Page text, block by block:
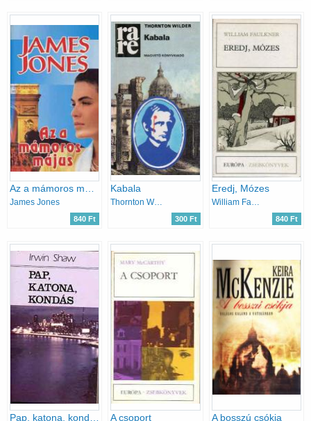
Az a mámoros május
James Jones
840 Ft
Kabala
Thornton Wilder
300 Ft
Eredj, Mózes
William Faulkner
840 Ft
A csoport A bosszú csókja